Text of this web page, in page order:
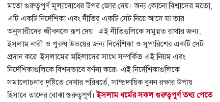
মতো গুরুত্বপূর্ণ মূল্যবোধের উপর জোর দেয়। অন্য কোনো বিশ্বাসের মতো,
এটি একটি নির্দেশিকা এবং নীতির একটি সেট নিয়ে আসে যা তার
অনুসারীদের জীবনকে রূপ দেয়। এই নীতিগুলিকে সমুন্নত রাখার জন্য,
ইসলাম নারী ও পুরুষ উভয়ের জন্য নির্দেশিকা ও সুপারিশের একটি সেট
প্রদান করে।ইসলামের মহিলাদের সাথে সম্পর্কিত এই নিয়ম এবং
নির্দেশিকাগুলিকে বিশদভাবে বর্ণনা করে৷ এই নির্দেশিকাগুলিকে
সমালোচনার দৃষ্টিতে দেখার পরিবর্তে, সাম্প্রদায়িক বুনন রক্ষার উপায়
হিসাবে তাদের বোঝা গুরুত্বপূর্ণ।ইসলাম ধর্মের সকল গুরুত্বপূর্ণ তথ্য পেতে